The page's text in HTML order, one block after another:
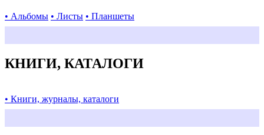
• Альбомы • Листы • Планшеты
КНИГИ, КАТАЛОГИ
• Книги, журналы, каталоги